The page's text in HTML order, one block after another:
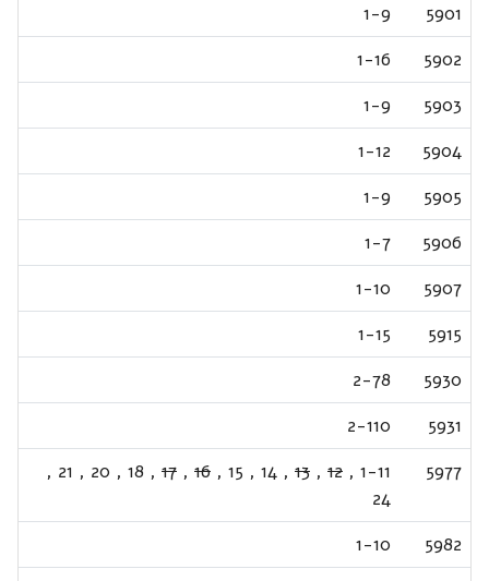
5901
1-9
5902
1-16
5903
1-9
5904
1-12
5905
1-9
5906
1-7
5907
1-10
5915
1-15
5930
2-78
5931
2-110
5977
1-11
,
12
,
13
,
14
,
15
,
16
,
17
,
18
,
20
,
21
,
24
5982
1-10